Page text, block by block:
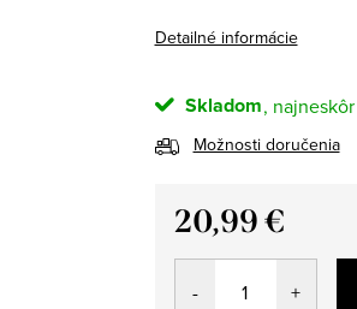
Detailné informácie
Skladom
Možnosti doručenia
20,99 €
Jednotková